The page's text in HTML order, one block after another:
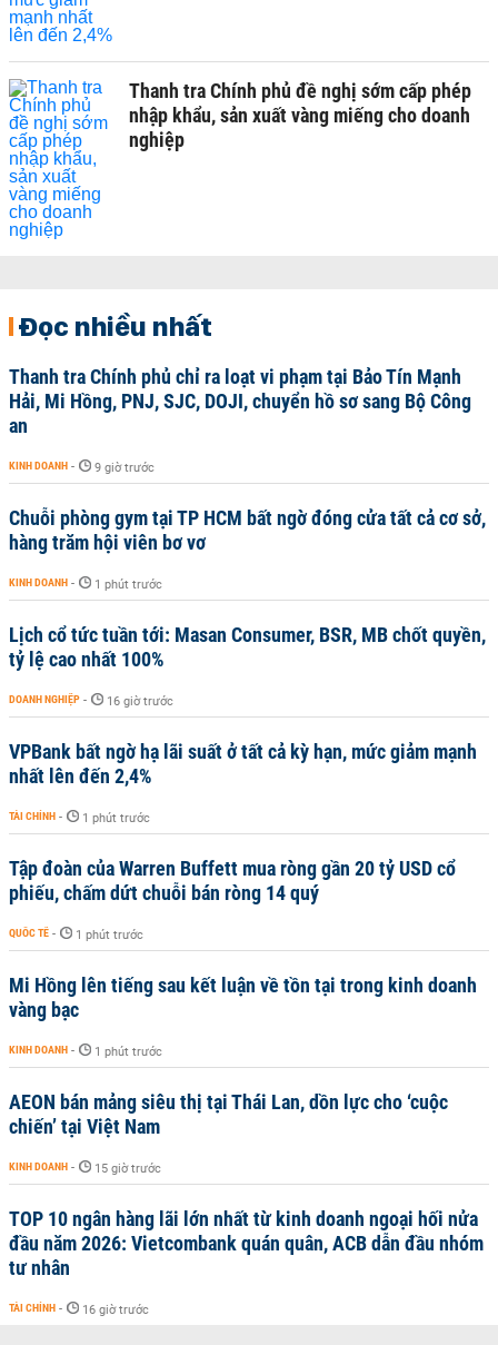
Thanh tra Chính phủ đề nghị sớm cấp phép
nhập khẩu, sản xuất vàng miếng cho doanh
nghiệp
Đọc nhiều nhất
Thanh tra Chính phủ chỉ ra loạt vi phạm tại Bảo Tín Mạnh
Hải, Mi Hồng, PNJ, SJC, DOJI, chuyển hồ sơ sang Bộ Công
an
KINH DOANH - 9 giờ trước
Chuỗi phòng gym tại TP HCM bất ngờ đóng cửa tất cả cơ sở,
hàng trăm hội viên bơ vơ
KINH DOANH - 1 phút trước
Lịch cổ tức tuần tới: Masan Consumer, BSR, MB chốt quyền,
tỷ lệ cao nhất 100%
DOANH NGHIỆP - 16 giờ trước
VPBank bất ngờ hạ lãi suất ở tất cả kỳ hạn, mức giảm mạnh
nhất lên đến 2,4%
TÀI CHÍNH - 1 phút trước
Tập đoàn của Warren Buffett mua ròng gần 20 tỷ USD cổ
phiếu, chấm dứt chuỗi bán ròng 14 quý
QUỐC TẾ - 1 phút trước
Mi Hồng lên tiếng sau kết luận về tồn tại trong kinh doanh
vàng bạc
KINH DOANH - 1 phút trước
AEON bán mảng siêu thị tại Thái Lan, dồn lực cho ‘cuộc
chiến’ tại Việt Nam
KINH DOANH - 15 giờ trước
TOP 10 ngân hàng lãi lớn nhất từ kinh doanh ngoại hối nửa
đầu năm 2026: Vietcombank quán quân, ACB dẫn đầu nhóm
tư nhân
TÀI CHÍNH - 16 giờ trước